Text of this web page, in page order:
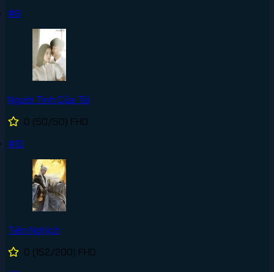
#9
Người Tình Của Tôi
0 (50/50) FHD
#10
Tiên Nghịch
0 (152/200) FHD